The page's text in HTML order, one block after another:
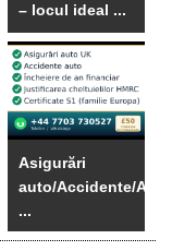
– locul ideal ...
Asigurări
auto/Accidente/An
...